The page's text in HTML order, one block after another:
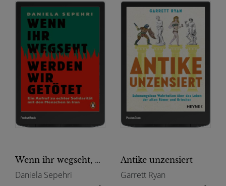
Wenn ihr wegseht, werden wir getötet
Daniela Sepehri
Antike unzensiert
Garrett Ryan